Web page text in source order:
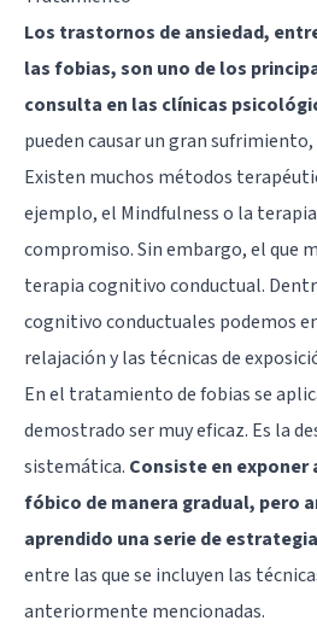
Los trastornos de ansiedad,
las fobias, son uno de los
consulta en las clínicas
pueden causar un gran
Existen muchos métodos
ejemplo, el Mindfulness o la
compromiso. Sin embargo, el que
terapia cognitivo conductual.
cognitivo conductuales podemos
relajación y las técnicas de
En el tratamiento de fobias se
demostrado ser muy eficaz. Es la
sistemática. Consiste en
fóbico de manera gradual, pero
aprendido una serie de
entre las que se incluyen las
anteriormente mencionadas.